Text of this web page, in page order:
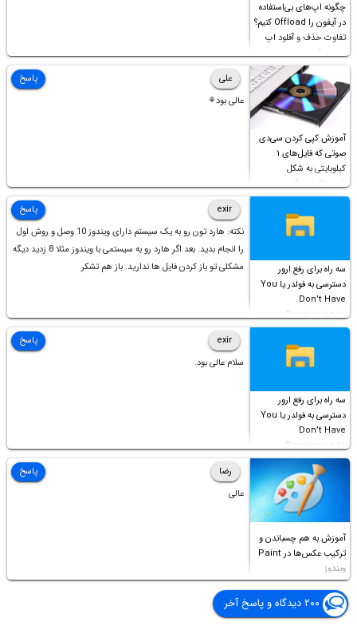
چگونه اپ‌های بی‌استفاده
در آیفون را Offload کنیم؟
تفاوت حذف و آفلود اپ
چیست؟
آموزش کپی کردن سی‌دی
صوتی که فایل‌های ۱
کیلوبایتی به شکل
شورت‌کات در آن موجود
است!
علی
عالی بود⚘
پاسخ
سه راه برای رفع ارور
دسترسی به فولدر یا You
Don’t Have
Permission to
Access this folder
exir
نکته: هارد تون رو به یک سیستم دارای ویندوز 10 وصل و روش اول
را انجام بدید. بعد اگر هارد رو به سیستمی با ویندوز مثلا 8 زدید دیگه
مشکلی تو باز کردن فایل ها ندارید. باز هم تشکر
پاسخ
سه راه برای رفع ارور
دسترسی به فولدر یا You
Don’t Have
Permission to
Access this folder
exir
سلام عالی بود.
پاسخ
آموزش به هم چسباندن و
ترکیب عکس‌ها در Paint
ویندوز
رضا
عالی
پاسخ
۲۰۰ دیدگاه و پاسخ آخر